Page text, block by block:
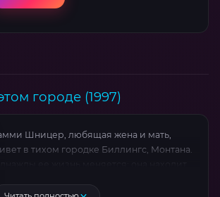
городе (1997)
Шницер, любящая жена и мать,
в тихом городке Биллингс, Монтана.
в машины прихожан